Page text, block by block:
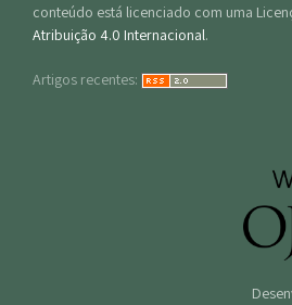
conteúdo está licenciado com uma
Atribuição 4.0 Internacional.
Artigos recentes: